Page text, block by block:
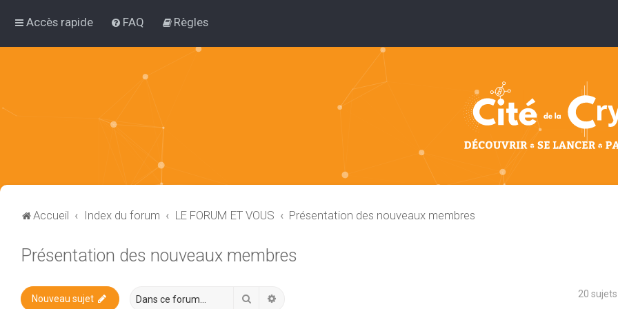
Accès rapide FAQ Règles
Accueil Index du forum LE FORUM ET VOUS Présentation des nouveaux membres
Présentation des nouveaux membres
Nouveau sujet Rechercher 20 sujets